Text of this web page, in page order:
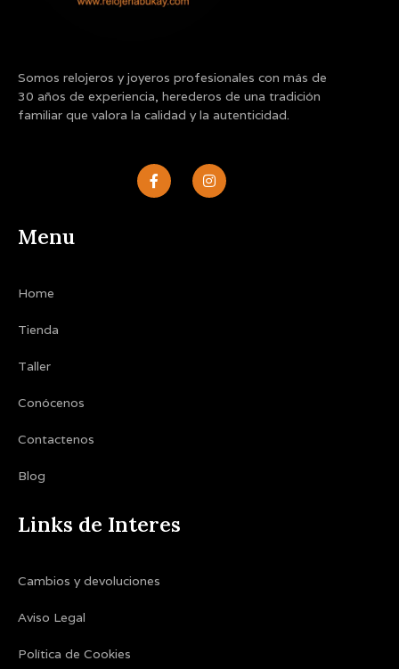
Somos relojeros y joyeros profesionales con más de
30 años de experiencia, herederos de una tradición
familiar que valora la calidad y la autenticidad.
F
a
c
I
n
s
Menu
Home
Tienda
Taller
Conócenos
Contactenos
Blog
Links de Interes
Cambios y devoluciones
Aviso Legal
Política de Cookies